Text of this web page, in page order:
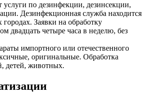
услуги по дезинфекции, дезинсекции,
Дезинфекционная служба находится
городах. Заявки на обработку
двадцать четыре часа в неделю, без
импортного или отечественного
оригинальные. Обработка
детей, животных.